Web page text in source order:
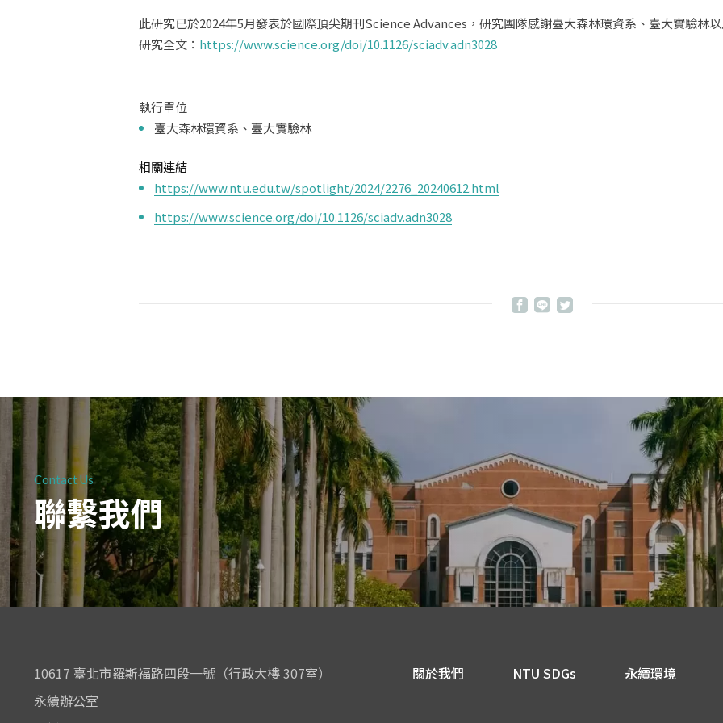
此研究已於2024年5月發表於國際頂尖期刊Science Advances，研究團隊感謝臺大森林環資系、臺大實驗林
研究全文： https://www.science.org/doi/10.1126/sciadv.adn3028
執行單位
臺大森林環資系、臺大實驗林
相關連結
https://www.ntu.edu.tw/spotlight/2024/2276_20240612.html
https://www.science.org/doi/10.1126/sciadv.adn3028
Contact Us
聯繫我們
10617 臺北市羅斯福路四段一號（行政大樓 307室）
永續辦公室
關於我們 NTU SDGs 永續環境